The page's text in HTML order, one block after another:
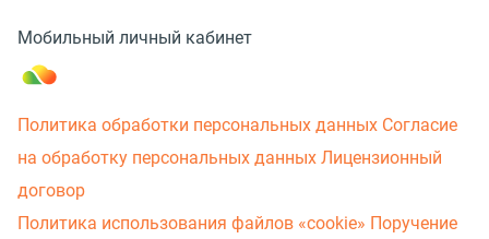
Мобильный личный кабинет
Политика обработки персональных данных Согласие
на обработку персональных данных Лицензионный
договор
Политика использования файлов «cookie» Поручение